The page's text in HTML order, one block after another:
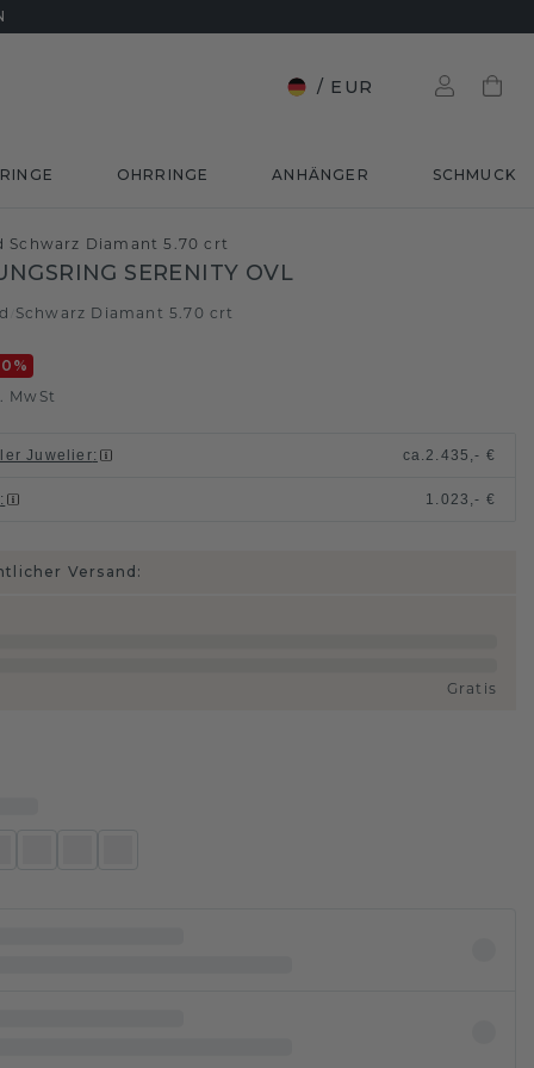
/ EUR
OHRRINGE ANHÄNGER SCHMUCK
Schwarz Diamant 5.70 crt
SERENITY OVL
Schwarz Diamant 5.70 crt
%
MwSt
Juwelier: ca.2.435,- €
: 1.023,- €
Versand:
Gratis